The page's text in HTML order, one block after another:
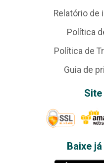
Relatório de
Política
Política de
Guia de
Baixe